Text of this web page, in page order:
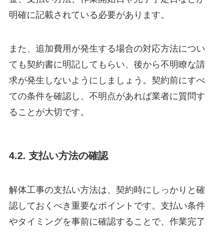
明確に記載されている必要があります。
また、追加費用が発生する場合の対応方法につい
ても契約書に明記してもらい、後から不明瞭な請
求が発生しないようにしましょう。契約前にすべ
ての条件を確認し、不明点があれば業者に質問す
ることが大切です。
4.2. 支払い方法の確認
解体工事の支払い方法は、契約時にしっかりと確
認しておくべき重要なポイントです。支払い条件
やタイミングを事前に確認することで、作業完了